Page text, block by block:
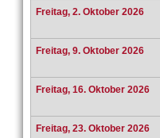
Freitag, 2. Oktober 2026
Freitag, 9. Oktober 2026
Freitag, 16. Oktober 2026
Freitag, 23. Oktober 2026